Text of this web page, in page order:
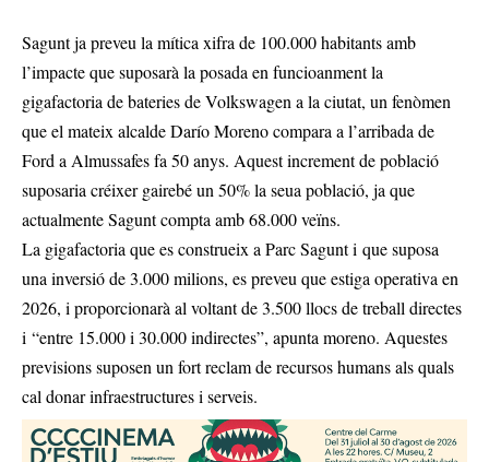
Sagunt ja preveu la mítica xifra de 100.000 habitants amb
l’impacte que suposarà la posada en funcioanment la
gigafactoria de bateries de Volkswagen a la ciutat, un fenòmen
que el mateix alcalde Darío Moreno compara a l’arribada de
Ford a Almussafes fa 50 anys. Aquest increment de població
suposaria créixer gairebé un 50% la seua població, ja que
actualmente Sagunt compta amb 68.000 veïns.
La gigafactoria que es construeix a Parc Sagunt i que suposa
una inversió de 3.000 milions, es preveu que estiga operativa en
2026, i proporcionarà al voltant de 3.500 llocs de treball directes
i “entre 15.000 i 30.000 indirectes”, apunta moreno. Aquestes
previsions suposen un fort reclam de recursos humans als quals
cal donar infraestructures i serveis.